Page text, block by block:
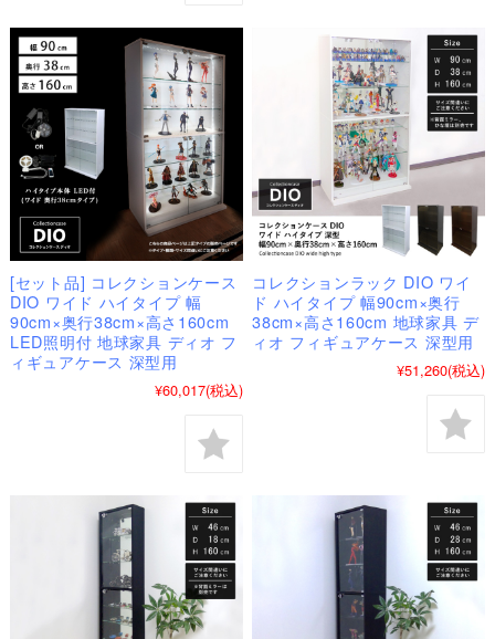
[セット品] コレクションケース
DIO ワイド ハイタイプ 幅
90cm×奥行38cm×高さ160cm
LED照明付 地球家具 ディオ フ
ィギュアケース 深型用
¥60,017(税込)
コレクションラック DIO ワイ
ド ハイタイプ 幅90cm×奥行
38cm×高さ160cm 地球家具 デ
ィオ フィギュアケース 深型用
¥51,260(税込)